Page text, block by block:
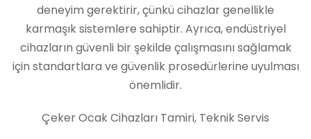
deneyim gerektirir, çünkü cihazlar genellikle
karmaşık sistemlere sahiptir. Ayrıca, endüstriyel
cihazların güvenli bir şekilde çalışmasını sağlamak
için standartlara ve güvenlik prosedürlerine uyulması
önemlidir.
Çeker Ocak Cihazları Tamiri, Teknik Servis